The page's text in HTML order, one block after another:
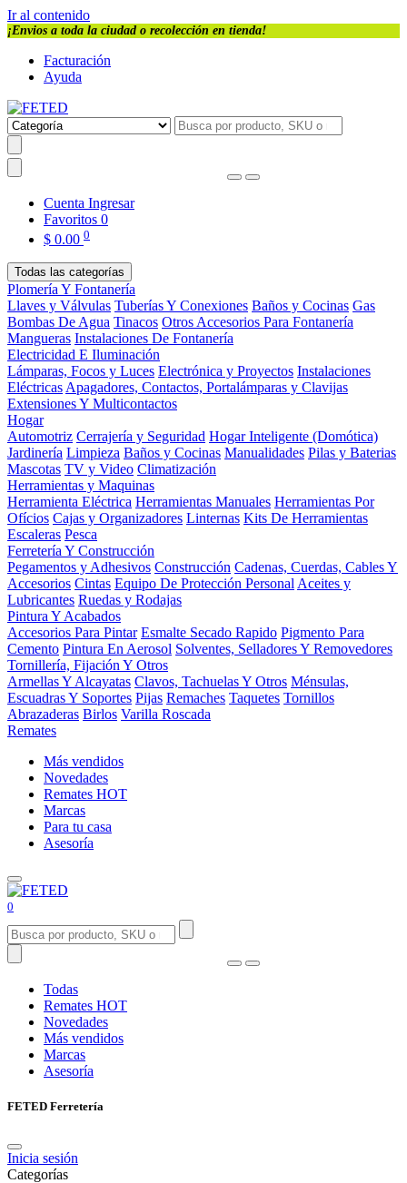
Ir al contenido
¡Envios a toda la ciudad o recolección en tienda!
Facturación
Ayuda
Cuenta Ingresar
Favoritos 0
$ 0.00 0
Todas las categorías
Plomería Y Fontanería
Llaves y Válvulas Tuberías Y Conexiones Baños y Cocinas Gas
Bombas De Agua Tinacos Otros Accesorios Para Fontanería
Mangueras Instalaciones De Fontanería
Electricidad E Iluminación
Lámparas, Focos y Luces Electrónica y Proyectos Instalaciones
Eléctricas Apagadores, Contactos, Portalámparas y Clavijas
Extensiones Y Multicontactos
Hogar
Automotriz Cerrajería y Seguridad Hogar Inteligente (Domótica)
Jardinería Limpieza Baños y Cocinas Manualidades Pilas y Baterias
Mascotas TV y Video Climatización
Herramientas y Maquinas
Herramienta Eléctrica Herramientas Manuales Herramientas Por
Ofícios Cajas y Organizadores Linternas Kits De Herramientas
Escaleras Pesca
Ferretería Y Construcción
Pegamentos y Adhesivos Construcción Cadenas, Cuerdas, Cables Y
Accesorios Cintas Equipo De Protección Personal Aceites y
Lubricantes Ruedas y Rodajas
Pintura Y Acabados
Accesorios Para Pintar Esmalte Secado Rapido Pigmento Para
Cemento Pintura En Aerosol Solventes, Selladores Y Removedores
Tornillería, Fijación Y Otros
Armellas Y Alcayatas Clavos, Tachuelas Y Otros Ménsulas,
Escuadras Y Soportes Pijas Remaches Taquetes Tornillos
Abrazaderas Birlos Varilla Roscada
Remates
Más vendidos
Novedades
Remates HOT
Marcas
Para tu casa
Asesoría
0
Todas
Remates HOT
Novedades
Más vendidos
Marcas
Asesoría
FETED Ferretería
Inicia sesión
Categorías